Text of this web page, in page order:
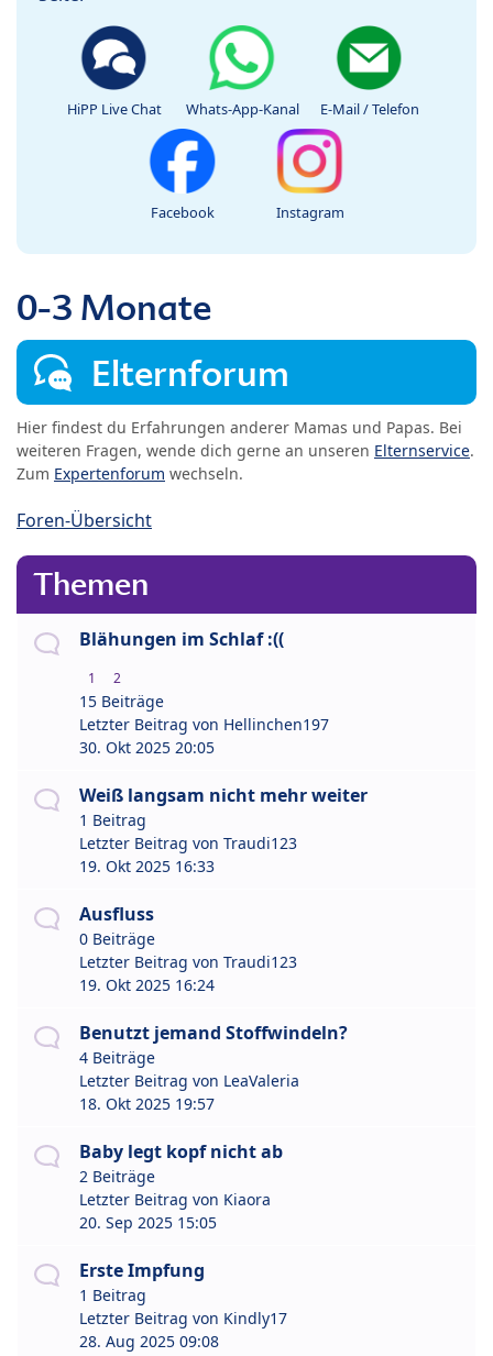
HiPP Live Chat Whats-App-Kanal E-Mail / Telefon
Facebook Instagram
0-3 Monate
Elternforum
Hier findest du Erfahrungen anderer Mamas und Papas. Bei
weiteren Fragen, wende dich gerne an unseren Elternservice.
Zum Expertenforum wechseln.
Foren-Übersicht
Themen
Blähungen im Schlaf :((
1 2
15 Beiträge
Letzter Beitrag von Hellinchen197
30. Okt 2025 20:05
Weiß langsam nicht mehr weiter
1 Beitrag
Letzter Beitrag von Traudi123
19. Okt 2025 16:33
Ausfluss
0 Beiträge
Letzter Beitrag von Traudi123
19. Okt 2025 16:24
Benutzt jemand Stoffwindeln?
4 Beiträge
Letzter Beitrag von LeaValeria
18. Okt 2025 19:57
Baby legt kopf nicht ab
2 Beiträge
Letzter Beitrag von Kiaora
20. Sep 2025 15:05
Erste Impfung
1 Beitrag
Letzter Beitrag von Kindly17
28. Aug 2025 09:08